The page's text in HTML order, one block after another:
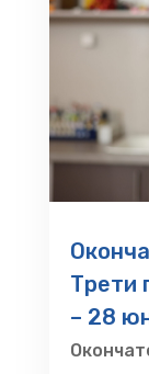
Трети
– 28